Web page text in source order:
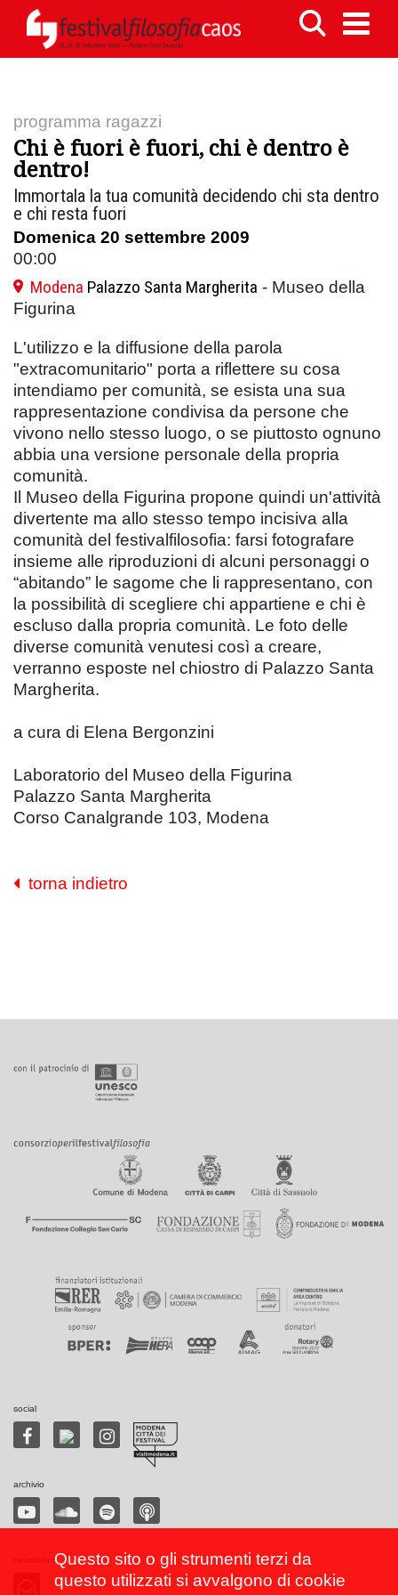
programma ragazzi
Chi è fuori è fuori, chi è dentro è
dentro!
Immortala la tua comunità decidendo chi sta dentro
e chi resta fuori
Domenica 20 settembre 2009
00:00
Modena Palazzo Santa Margherita - Museo della
Figurina
L'utilizzo e la diffusione della parola
"extracomunitario" porta a riflettere su cosa
intendiamo per comunità, se esista una sua
rappresentazione condivisa da persone che
vivono nello stesso luogo, o se piuttosto ognuno
abbia una versione personale della propria
comunità.
Il Museo della Figurina propone quindi un'attività
divertente ma allo stesso tempo incisiva alla
comunità del festivalfilosofia: farsi fotografare
insieme alle riproduzioni di alcuni personaggi o
“abitando” le sagome che li rappresentano, con
la possibilità di scegliere chi appartiene e chi è
escluso dalla propria comunità. Le foto delle
diverse comunità venutesi così a creare,
verranno esposte nel chiostro di Palazzo Santa
Margherita.
a cura di Elena Bergonzini
Laboratorio del Museo della Figurina
Palazzo Santa Margherita
Corso Canalgrande 103, Modena
torna indietro
social
archivio
Questo sito o gli strumenti terzi da
questo utilizzati si avvalgono di cookie